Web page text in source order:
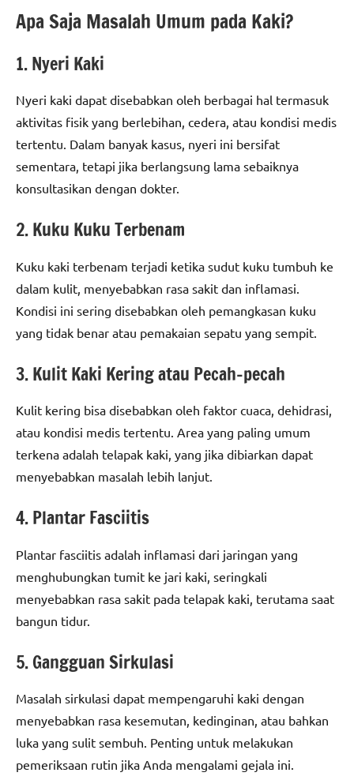
Apa Saja Masalah Umum pada Kaki?
1. Nyeri Kaki
Nyeri kaki dapat disebabkan oleh berbagai hal termasuk
aktivitas fisik yang berlebihan, cedera, atau kondisi medis
tertentu. Dalam banyak kasus, nyeri ini bersifat
sementara, tetapi jika berlangsung lama sebaiknya
konsultasikan dengan dokter.
2. Kuku Kuku Terbenam
Kuku kaki terbenam terjadi ketika sudut kuku tumbuh ke
dalam kulit, menyebabkan rasa sakit dan inflamasi.
Kondisi ini sering disebabkan oleh pemangkasan kuku
yang tidak benar atau pemakaian sepatu yang sempit.
3. Kulit Kaki Kering atau Pecah-pecah
Kulit kering bisa disebabkan oleh faktor cuaca, dehidrasi,
atau kondisi medis tertentu. Area yang paling umum
terkena adalah telapak kaki, yang jika dibiarkan dapat
menyebabkan masalah lebih lanjut.
4. Plantar Fasciitis
Plantar fasciitis adalah inflamasi dari jaringan yang
menghubungkan tumit ke jari kaki, seringkali
menyebabkan rasa sakit pada telapak kaki, terutama saat
bangun tidur.
5. Gangguan Sirkulasi
Masalah sirkulasi dapat mempengaruhi kaki dengan
menyebabkan rasa kesemutan, kedinginan, atau bahkan
luka yang sulit sembuh. Penting untuk melakukan
pemeriksaan rutin jika Anda mengalami gejala ini.